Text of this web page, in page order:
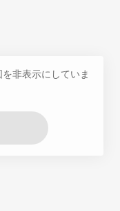
非表示にしていま